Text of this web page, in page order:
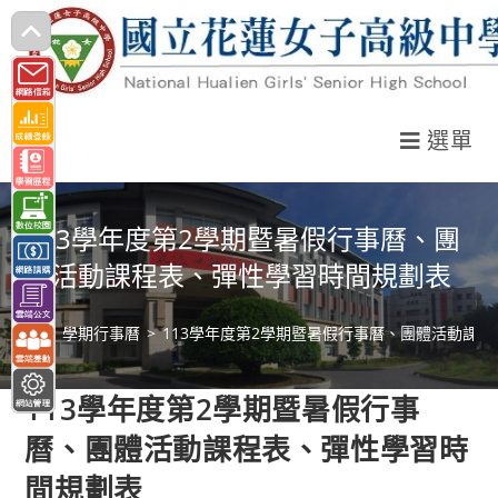
跳
轉
至
主
要
內
容
選單
113學年度第2學期暨暑假行事曆、團
體活動課程表、彈性學習時間規劃表
> 學期行事曆 > 113學年度第2學期暨暑假行事曆、團體活動課
113學年度第2學期暨暑假行事
曆、團體活動課程表、彈性學習時
間規劃表